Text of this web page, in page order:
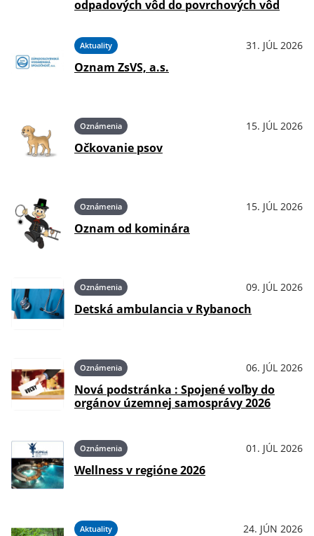
odpadových vôd do povrchových vôd
Aktuality 31. JÚL 2026
Oznam ZsVS, a.s.
Oznámenia 15. JÚL 2026
Očkovanie psov
Oznámenia 15. JÚL 2026
Oznam od kominára
Oznámenia 09. JÚL 2026
Detská ambulancia v Rybanoch
Oznámenia 06. JÚL 2026
Nová podstránka : Spojené voľby do
orgánov územnej samosprávy 2026
Oznámenia 01. JÚL 2026
Wellness v regióne 2026
Aktuality 24. JÚN 2026